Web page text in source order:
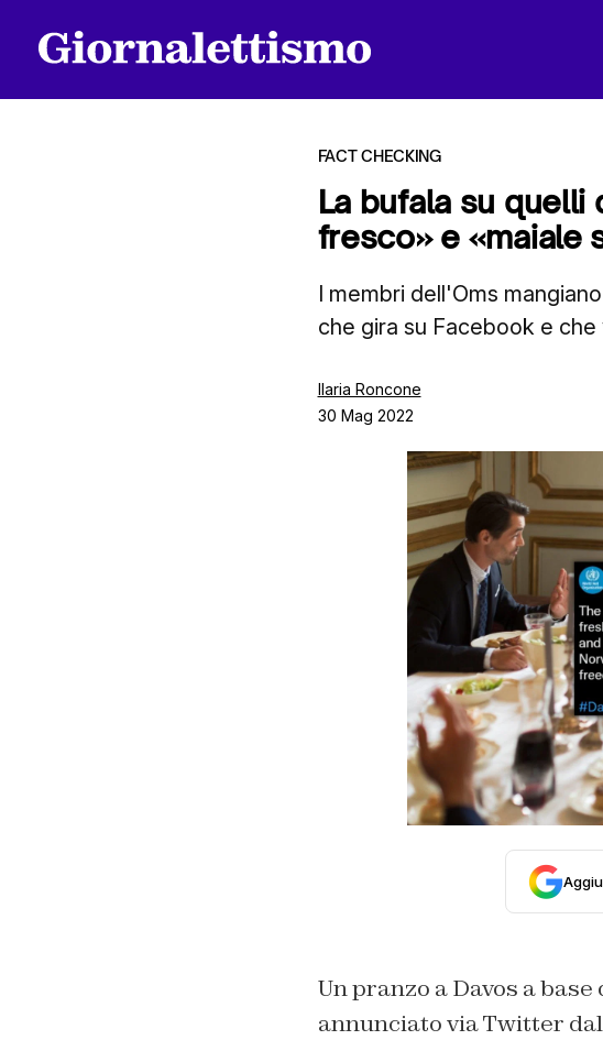
FACT CHECKING
La bufala su quelli
fresco» e «maiale
I membri dell'Oms
che gira su Facebook e
Ilaria Roncone
30 Mag 2022
Un pranzo a Davos a
annunciato via Twitter